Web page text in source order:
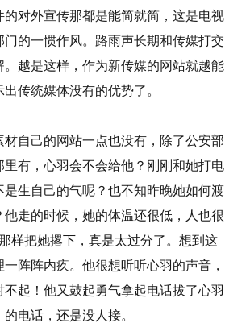
的对外宣传那都是能简就简，这是电视
门的一惯作风。路雨声长期和传媒打交
。越是这样，作为新传媒的网站就越能
出传统媒体没有的优势了。
材自己的网站一点也没有，除了公安部
里有，心羽会不会给他？刚刚和她打电
是生自己的气呢？也不知昨晚她如何渡
他走的时候，她的体温还很低，人也很
样把她撂下，真是太过分了。想到这
一阵阵内疚。他很想听听心羽的声音，
起！他又鼓起勇气拿起电话拔了心羽
的电话，还是没人接。